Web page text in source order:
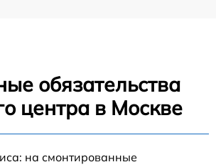
обязательства
центра в Москве
на смонтированные